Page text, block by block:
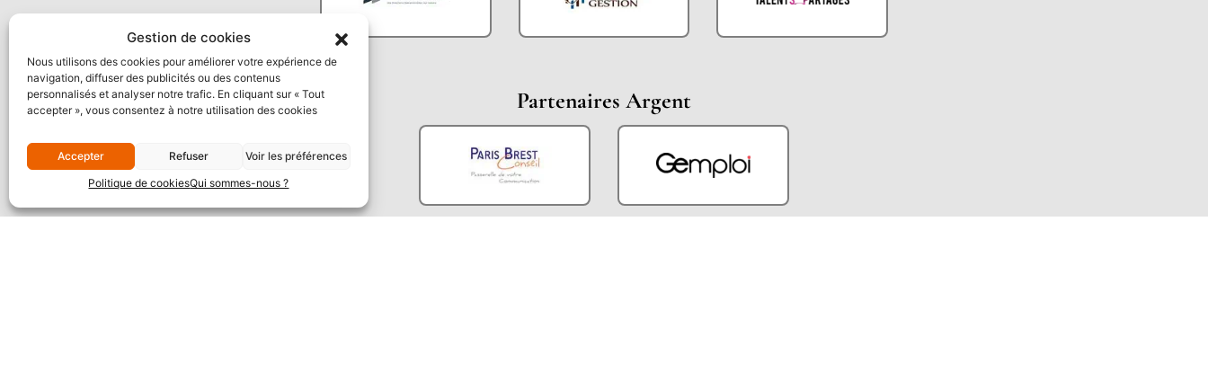
Gestion de cookies
Nous utilisons des cookies pour améliorer votre expérience de
navigation, diffuser des publicités ou des contenus
personnalisés et analyser notre trafic. En cliquant sur « Tout
accepter », vous consentez à notre utilisation des cookies
Accepter Refuser
Voir les préférences
Politique de cookiesQui sommes-nous ?
Partenaires Argent